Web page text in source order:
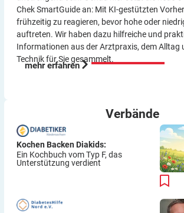
Chek SmartGuide an: Mit KI-gestützten
frühzeitig zu reagieren, bevor hohe oder
auftreten. Wir haben dazu hilf­reiche und
Informationen aus der Arzt­praxis, dem Alltag
Technik für Sie gesammelt.
mehr erfahren
Verbände
Kochen Backen Diakids:
Ein Kochbuch vom Typ F, das
Unterstützung verdient